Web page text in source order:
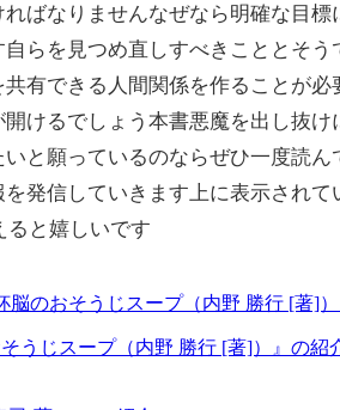
ばなりませんなぜなら明確な目
らを見つめ直しすべきこととそ
有できる人間関係を作ることが
けるでしょう本書悪魔を出し抜
と願っているのならぜひ一度読
発信していきます上に表示され
ると嬉しいです
うじスープ（内野 勝行 [著]）』の紹